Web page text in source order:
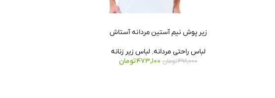
زیر پوش نیم آستین مردانه آستاش
لباس راحتی مردانه, لباس زیر زنانه
498,000تومان 473,100تومان